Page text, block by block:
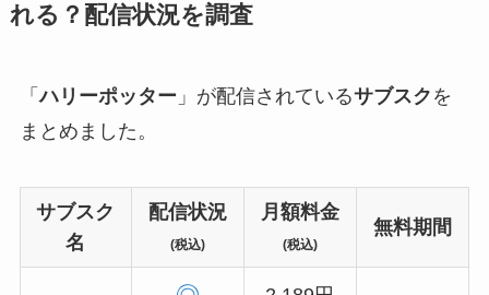
れる？配信状況を調査
「ハリーポッター 」が配信されているサブスク を
まとめました。
サブスク
名
配信状況
(税込)
月額料金
(税込)
無料期間